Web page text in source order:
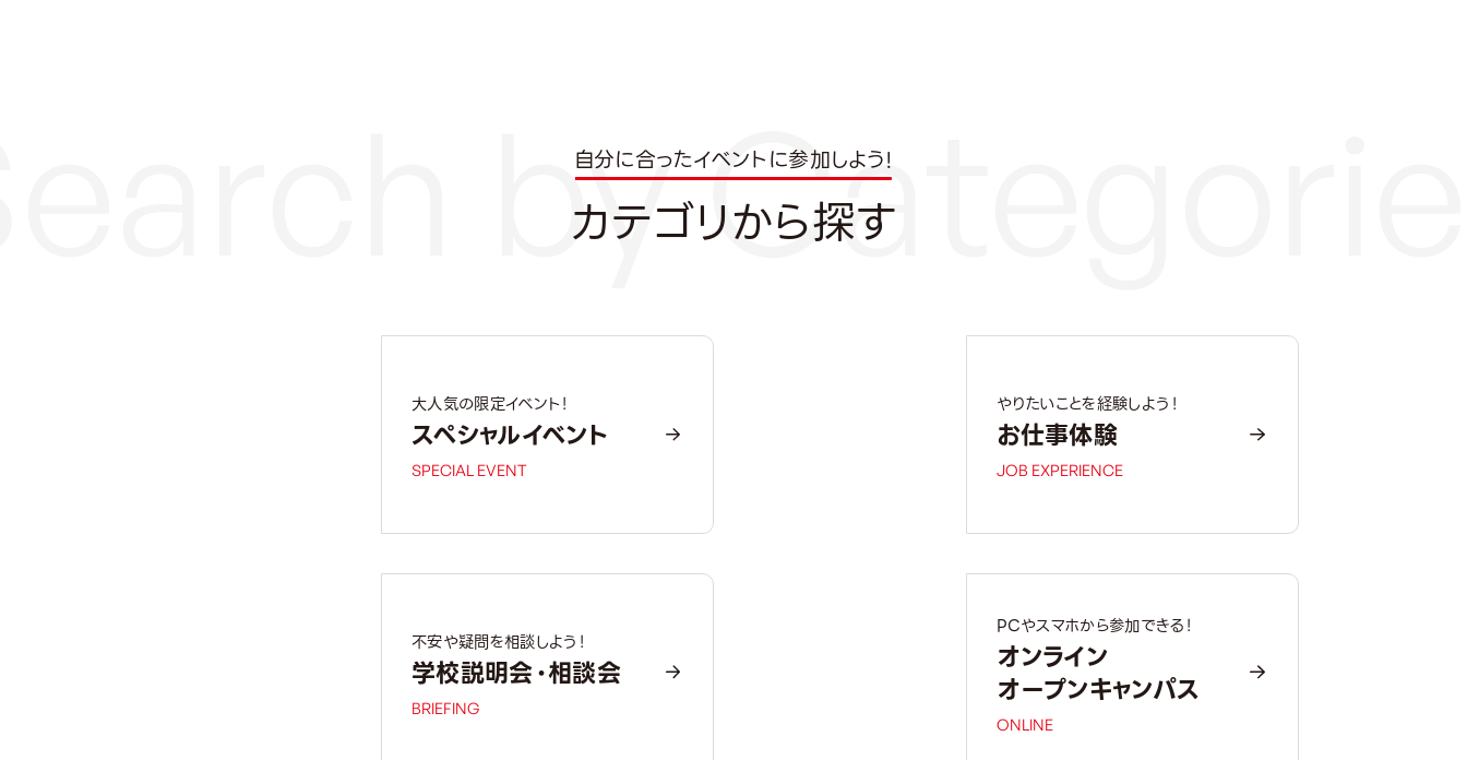
自分に合ったイベントに参加しよう!
カテゴリから探す
大人気の限定イベント！
スペシャルイベント
SPECIAL EVENT
やりたいことを経験しよう！
お仕事体験
JOB EXPERIENCE
不安や疑問を相談しよう！
学校説明会・相談会
BRIEFING
PCやスマホから参加できる！
オンライン
オープンキャンパス
ONLINE